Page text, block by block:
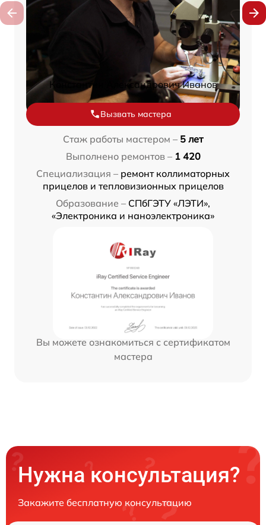
Константин Александрович Иванов
Вызвать мастера
Стаж работы мастером – 5 лет
Выполнено ремонтов – 1 420
Специализация – ремонт коллиматорных
прицелов и тепловизионных прицелов
Образование – СПбГЭТУ «ЛЭТИ»,
«Электроника и наноэлектроника»
Вы можете ознакомиться с сертификатом
мастера
Нужна консультация?
Закажите бесплатную консультацию